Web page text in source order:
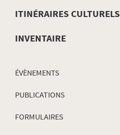
ITINÉRAIRES CULTURELS
INVENTAIRE
ÉVÈNEMENTS
PUBLICATIONS
FORMULAIRES